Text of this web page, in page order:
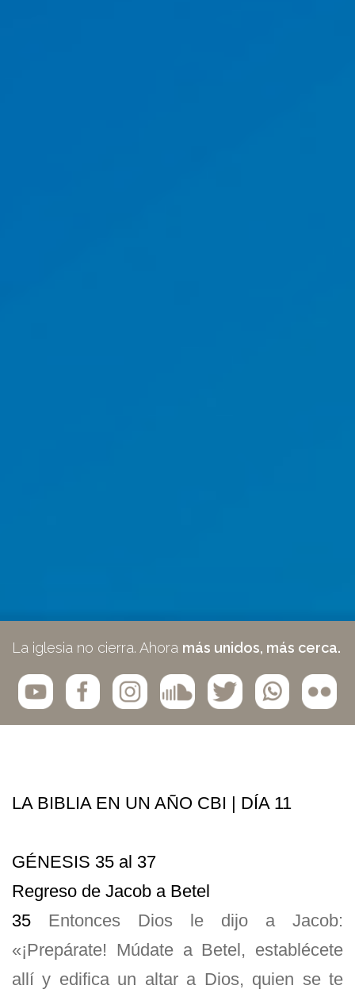
La iglesia no cierra. Ahora más unidos, más cerca.
LA BIBLIA EN UN AÑO CBI | DÍA 11
GÉNESIS 35 al 37
Regreso de Jacob a Betel
35 Entonces Dios le dijo a Jacob:
«¡Prepárate! Múdate a Betel, establécete
allí y edifica un altar a Dios, quien se te